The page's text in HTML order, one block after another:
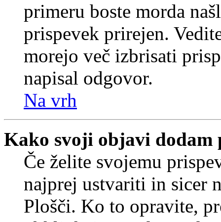
primeru boste morda
prispevek prirejen.
morejo več izbrisati
napisal odgovor.
Na vrh
Kako svoji objavi dodam
Če želite svojemu
najprej ustvariti in sicer
Plošči. Ko to opravite,